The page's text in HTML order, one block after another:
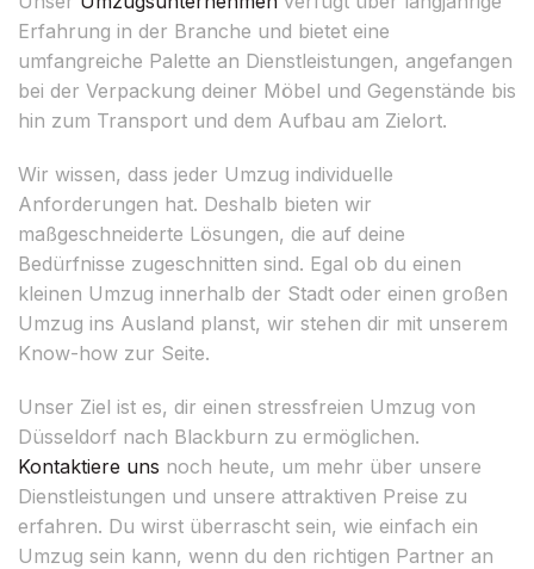
Erfahrung in der Branche und bietet eine
umfangreiche Palette an Dienstleistungen, angefangen
bei der Verpackung deiner Möbel und Gegenstände bis
hin zum Transport und dem Aufbau am Zielort.
Wir wissen, dass jeder Umzug individuelle
Anforderungen hat. Deshalb bieten wir
maßgeschneiderte Lösungen, die auf deine
Bedürfnisse zugeschnitten sind. Egal ob du einen
kleinen Umzug innerhalb der Stadt oder einen großen
Umzug ins Ausland planst, wir stehen dir mit unserem
Know-how zur Seite.
Unser Ziel ist es, dir einen stressfreien Umzug von
Düsseldorf nach Blackburn zu ermöglichen.
Kontaktiere uns noch heute, um mehr über unsere
Dienstleistungen und unsere attraktiven Preise zu
erfahren. Du wirst überrascht sein, wie einfach ein
Umzug sein kann, wenn du den richtigen Partner an